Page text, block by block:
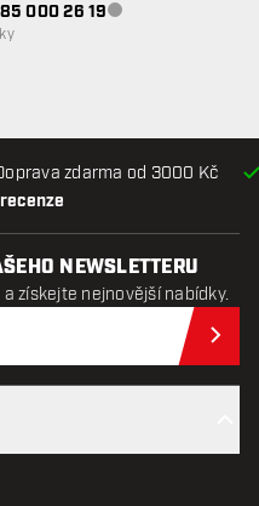
zdarma od 3000 Kč
000 26 19Zákaznický servis
NEWSLETTERU
získejte nejnovější nabídky.